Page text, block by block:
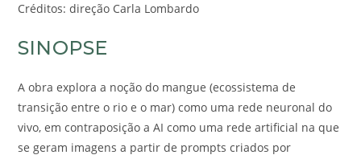
Créditos: direção Carla Lombardo
SINOPSE
A obra explora a noção do mangue (ecossistema de
transição entre o rio e o mar) como uma rede neuronal do
vivo, em contraposição a AI como uma rede artificial na que
se geram imagens a partir de prompts criados por